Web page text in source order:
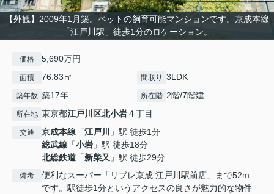
【外観】2009年1月築。ペットの飼育可能マンションです。京成本線
「江戸川駅」徒歩1分のロケーション。
価格 5,690万円
面積 76.83㎡ 間取り 3LDK
築年数 築17年 所在階 2階/7階建
所在地 東京都江戸川区北小岩４丁目
交通 京成本線 「江戸川
」駅 徒歩1分
総武線 「小岩 」駅 徒歩18分
北総鉄道 「新柴又 」駅 徒歩29分
備考
便利なスーパー「リブレ京成 江戸川駅前店」まで52m
です。駅徒歩1分というアクセスの良さが魅力的な物件